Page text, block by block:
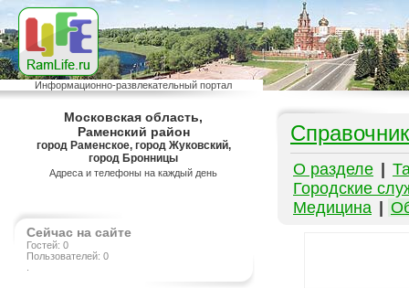
Информационно-развлекательный портал
Московская область,
Раменский район
город Раменское, город Жуковский,
город Бронницы
Адреса и телефоны на каждый день
Сейчас на сайте
Гостей: 0
Пользователей: 0
Справочник
О разделе
Городские
Медицина